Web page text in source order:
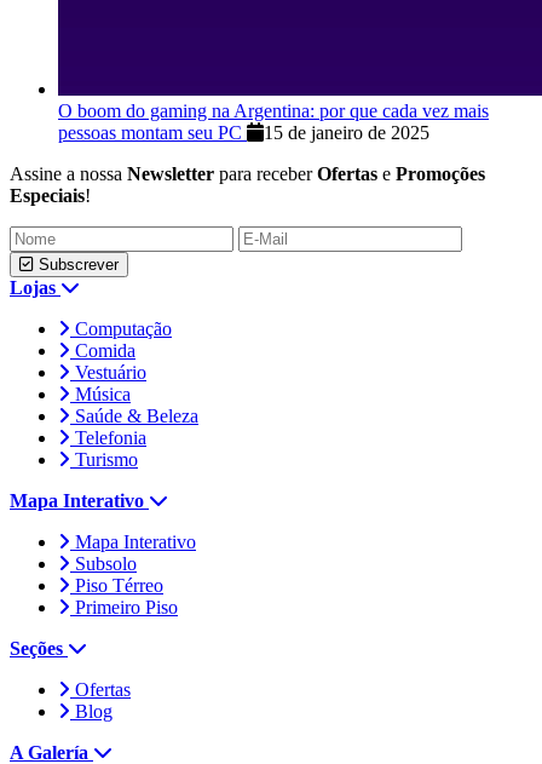
O boom do gaming na Argentina: por que cada vez mais
pessoas montam seu PC
15 de janeiro de 2025
Assine a nossa Newsletter para receberOfertas e Promoções
Especiais!
Subscrever
Lojas
Computação
Comida
Vestuário
Música
Saúde & Beleza
Telefonia
Turismo
Mapa Interativo
Mapa Interativo
Subsolo
Piso Térreo
Primeiro Piso
Seções
Ofertas
Blog
A Galería